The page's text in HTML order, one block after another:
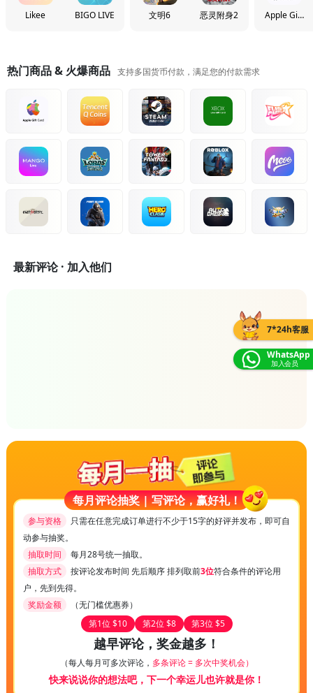
Likee BIGO LIVE 文明6 恶灵附身2
Apple Gift
热门商品 & 火爆商品 支持多国货币付款，满足您的付款需求
最新评论 · 加入他们
每月评论抽奖 | 写评论，赢好礼！
参与资格
只需在任意完成订单进行不少于15字的好评并发布，即可自
动参与抽奖。
抽取时间
每月28号统一抽取。
抽取方式
按评论发布时间 先后顺序 排列取前3位符合条件的评论用
户，先到先得。
奖励金额
（无门槛优惠券）
第1位 $10
第2位 $8 第3位 $5
越早评论，奖金越多！
（每人每月可多次评论， 多条评论 = 多次中奖机会）
快来说说你的想法吧，下一个幸运儿也许就是你！
7*24h客服
WhatsApp
加入会员